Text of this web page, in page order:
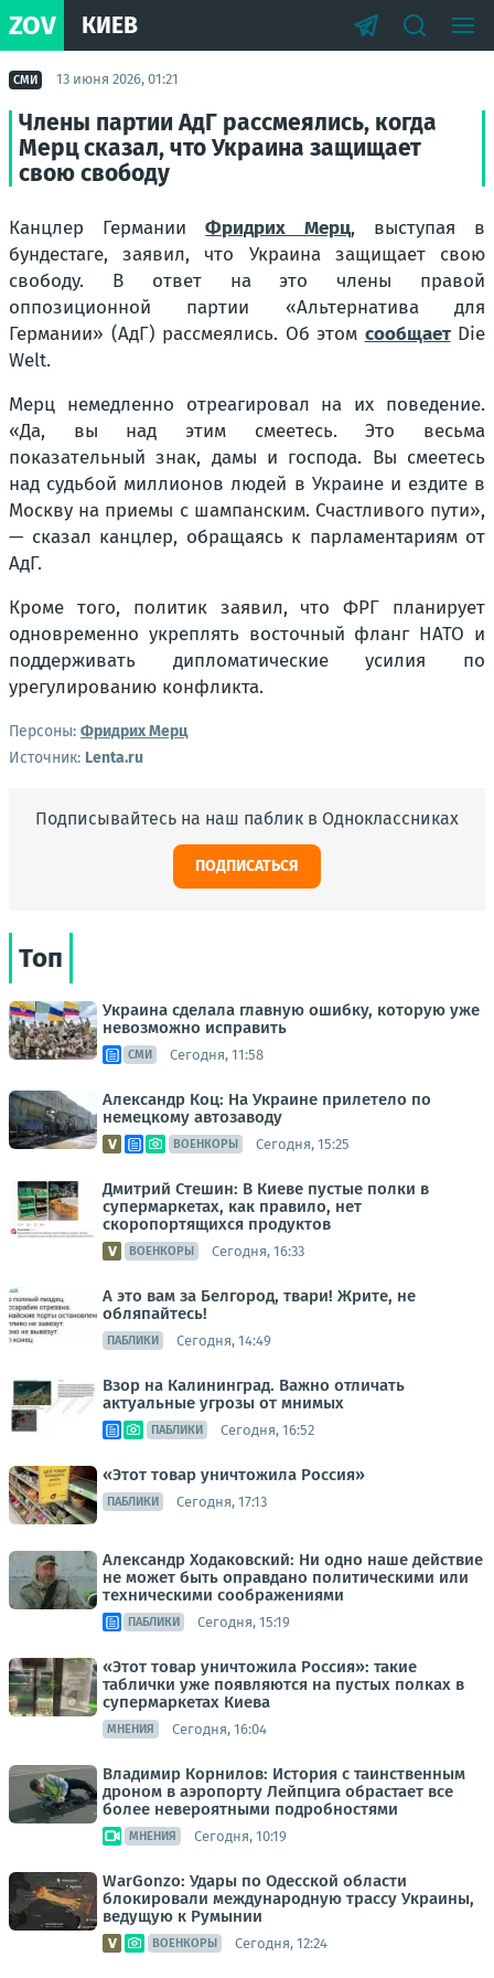
ZOV КИЕВ
СМИ 13 июня 2026, 01:21
Члены партии АдГ рассмеялись, когда
Мерц сказал, что Украина защищает
свою свободу
Канцлер ГерманииФридрих Мерц, выступая в
бундестаге, заявил, что Украина защищает свою
свободу. В ответ на это члены правой
оппозиционной партии «Альтернатива для
Германии» (АдГ) рассмеялись. Об этом сообщаетDie
Welt.
Мерц немедленно отреагировал на их поведение.
«Да, вы над этим смеетесь. Это весьма
показательный знак, дамы и господа. Вы смеетесь
над судьбой миллионов людей в Украине и ездите в
Москву на приемы с шампанским. Счастливого пути»,
— сказал канцлер, обращаясь к парламентариям от
АдГ.
Кроме того, политик заявил, что ФРГ планирует
одновременно укреплять восточный фланг НАТО и
поддерживать дипломатические усилия по
урегулированию конфликта.
Персоны: Фридрих Мерц
Источник: Lenta.ru
Подписывайтесь на наш паблик в Одноклассниках
ПОДПИСАТЬСЯ
Топ
Украина сделала главную ошибку, которую уже
невозможно исправить
СМИ Сегодня, 11:58
Александр Коц: На Украине прилетело по
немецкому автозаводу
ВОЕНКОРЫ Сегодня, 15:25
Дмитрий Стешин: В Киеве пустые полки в
супермаркетах, как правило, нет
скоропортящихся продуктов
ВОЕНКОРЫ Сегодня, 16:33
А это вам за Белгород, твари! Жрите, не
обляпайтесь!
ПАБЛИКИ Сегодня, 14:49
Взор на Калининград. Важно отличать
актуальные угрозы от мнимых
ПАБЛИКИ Сегодня, 16:52
«Этот товар уничтожила Россия»
ПАБЛИКИ Сегодня, 17:13
Александр Ходаковский: Ни одно наше действие
не может быть оправдано политическими или
техническими соображениями
ПАБЛИКИ Сегодня, 15:19
«Этот товар уничтожила Россия»: такие
таблички уже появляются на пустых полках в
супермаркетах Киева
МНЕНИЯ Сегодня, 16:04
Владимир Корнилов: История с таинственным
дроном в аэропорту Лейпцига обрастает все
более невероятными подробностями
МНЕНИЯ Сегодня, 10:19
WarGonzo: Удары по Одесской области
блокировали международную трассу Украины,
ведущую к Румынии
ВОЕНКОРЫ Сегодня, 12:24